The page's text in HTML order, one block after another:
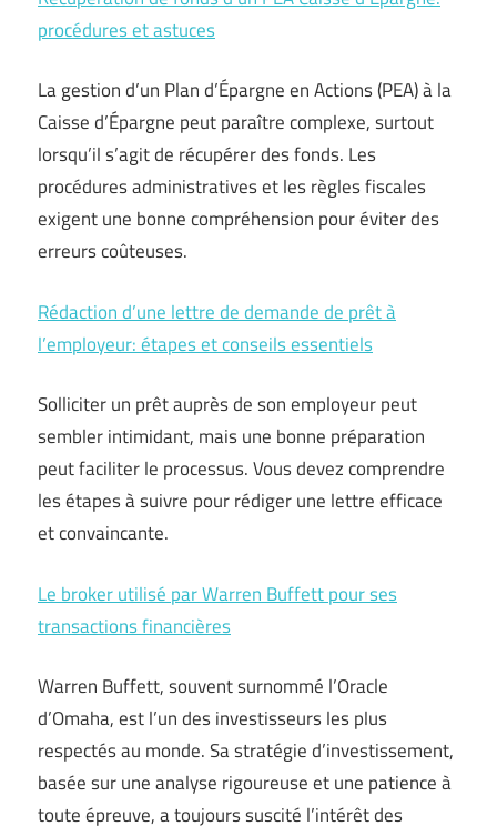
procédures et astuces
La gestion d’un Plan d’Épargne en Actions (PEA) à la
Caisse d’Épargne peut paraître complexe, surtout
lorsqu’il s’agit de récupérer des fonds. Les
procédures administratives et les règles fiscales
exigent une bonne compréhension pour éviter des
erreurs coûteuses.
Rédaction d’une lettre de demande de prêt à
l’employeur: étapes et conseils essentiels
Solliciter un prêt auprès de son employeur peut
sembler intimidant, mais une bonne préparation
peut faciliter le processus. Vous devez comprendre
les étapes à suivre pour rédiger une lettre efficace
et convaincante.
Le broker utilisé par Warren Buffett pour ses
transactions financières
Warren Buffett, souvent surnommé l’Oracle
d’Omaha, est l’un des investisseurs les plus
respectés au monde. Sa stratégie d’investissement,
basée sur une analyse rigoureuse et une patience à
toute épreuve, a toujours suscité l’intérêt des